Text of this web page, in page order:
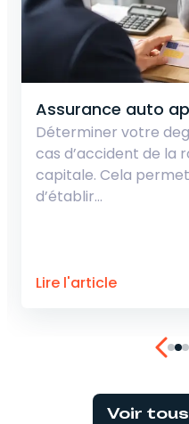
Assurance auto
Déterminer votre
cas d’accident de la
capitale. Cela
d’établir…
Lire l'article
Voir